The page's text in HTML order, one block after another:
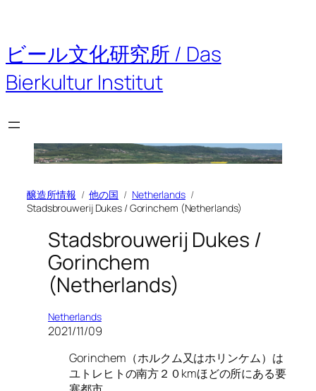
を
ス
キ
ッ
ビール文化研究所 / Das
Bierkultur Institut
醸造所情報 他の国
Netherlands
Stadsbrouwerij Dukes / Gorinchem (Netherlands)
Stadsbrouwerij Dukes /
Gorinchem
(Netherlands)
Netherlands
2021/11/09
Gorinchem（ホルクム又はホリンケム）は
ユトレヒトの南方２０kmほどの所にある要